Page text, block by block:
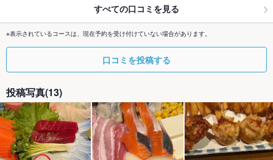
すべての口コミを見る
※表示されているコースは、現在予約を受け付けていない場合があります。
口コミを投稿する
投稿写真(13)